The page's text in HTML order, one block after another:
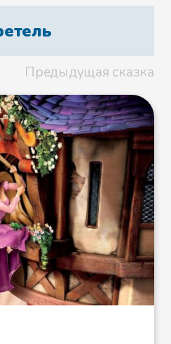
мачеха
без
обратно к
взяла да и
Бросилась в
потеряла.
увидела она,
лужайке, с
а на лужайке
по лужайке,
Предыдущая сказка